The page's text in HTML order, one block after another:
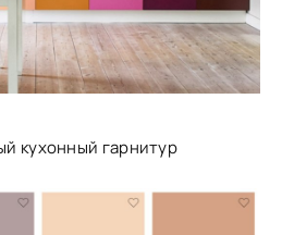
кухонный гарнитур